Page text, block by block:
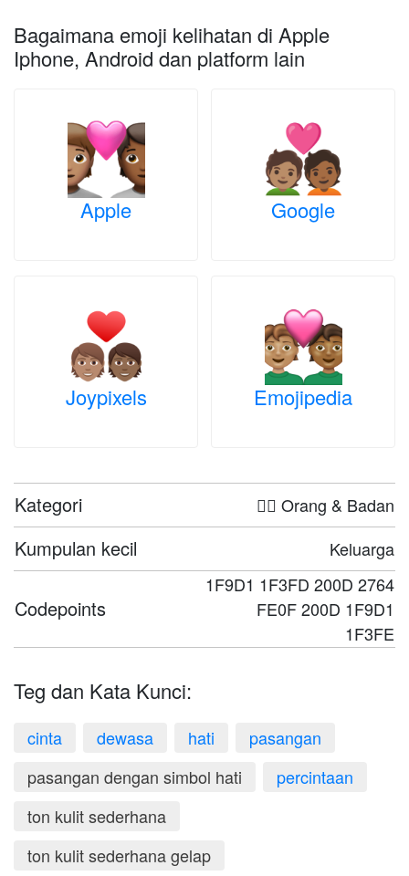
Bagaimana emoji kelihatan di Apple
Iphone, Android dan platform lain
Apple Google
Joypixels Emojipedia
Kategori 🤦‍♀️ Orang & Badan
Kumpulan kecil Keluarga
Codepoints
1F9D1 1F3FD 200D 2764
FE0F 200D 1F9D1
1F3FE
Teg dan Kata Kunci:
cinta dewasa hati
pasangan
pasangan dengan simbol hati
percintaan
ton kulit sederhana
ton kulit sederhana gelap